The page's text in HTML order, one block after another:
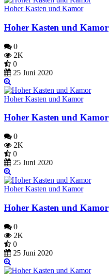
Hoher Kasten und Kamor
Hoher Kasten und Kamor
0
2K
0
25 Juni 2020
Hoher Kasten und Kamor
Hoher Kasten und Kamor
0
2K
0
25 Juni 2020
Hoher Kasten und Kamor
Hoher Kasten und Kamor
0
2K
0
25 Juni 2020